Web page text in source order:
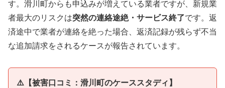
す。滑川町からも申込みが増えている業者ですが、新規業
者最大のリスクは突然の連絡途絶・サービス終了です。返
済途中で業者が連絡を絶った場合、返済記録が残らず不当
な追加請求をされるケースが報告されています。
⚠️【被害口コミ：滑川町のケーススタディ】